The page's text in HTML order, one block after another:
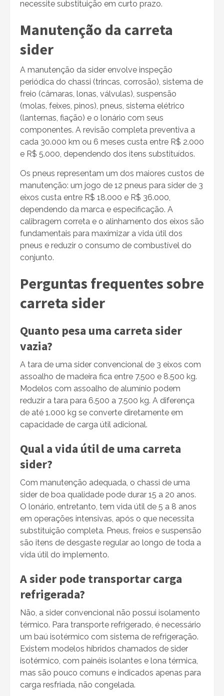
necessite substituição em curto prazo.
Manutenção da carreta
sider
A manutenção da sider envolve inspeção
periódica do chassi (trincas, corrosão), sistema de
freio (câmaras, lonas, válvulas), suspensão
(molas, feixes, pinos), pneus, sistema elétrico
(lanternas, fiação) e o lonário com seus
componentes. A revisão completa preventiva a
cada 30.000 km ou 6 meses custa entre R$ 2.000
e R$ 5.000, dependendo dos itens substituídos.
Os pneus representam um dos maiores custos de
manutenção: um jogo de 12 pneus para sider de 3
eixos custa entre R$ 18.000 e R$ 36.000,
dependendo da marca e especificação. A
calibragem correta e o alinhamento dos eixos são
fundamentais para maximizar a vida útil dos
pneus e reduzir o consumo de combustível do
conjunto.
Perguntas frequentes sobre
carreta sider
Quanto pesa uma carreta sider
vazia?
A tara de uma sider convencional de 3 eixos com
assoalho de madeira fica entre 7.500 e 8.500 kg.
Modelos com assoalho de alumínio podem
reduzir a tara para 6.500 a 7.500 kg. A diferença
de até 1.000 kg se converte diretamente em
capacidade de carga útil adicional.
Qual a vida útil de uma carreta
sider?
Com manutenção adequada, o chassi de uma
sider de boa qualidade pode durar 15 a 20 anos.
O lonário, entretanto, tem vida útil de 5 a 8 anos
em operações intensivas, após o que necessita
substituição completa. Pneus, freios e suspensão
são itens de desgaste regular ao longo de toda a
vida útil do implemento.
A sider pode transportar carga
refrigerada?
Não, a sider convencional não possui isolamento
térmico. Para transporte refrigerado, é necessário
um baú isotérmico com sistema de refrigeração.
Existem modelos híbridos chamados de sider
isotérmico, com painéis isolantes e lona térmica,
mas são pouco comuns e indicados apenas para
carga resfriada, não congelada.